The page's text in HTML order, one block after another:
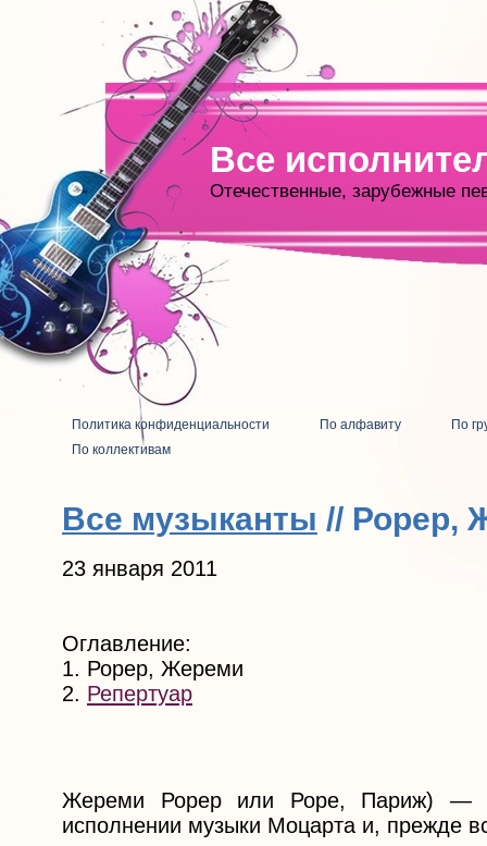
Все
Отечественные, зарубежные
Политика конфиденциальности По алфавиту
По
По коллективам
Все музыканты // Рорер,
23 января 2011
Оглавление:
1. Рорер, Жереми
2. Репертуар
Жереми Рорер или Роре, Париж) —
исполнении музыки Моцарта и, прежде